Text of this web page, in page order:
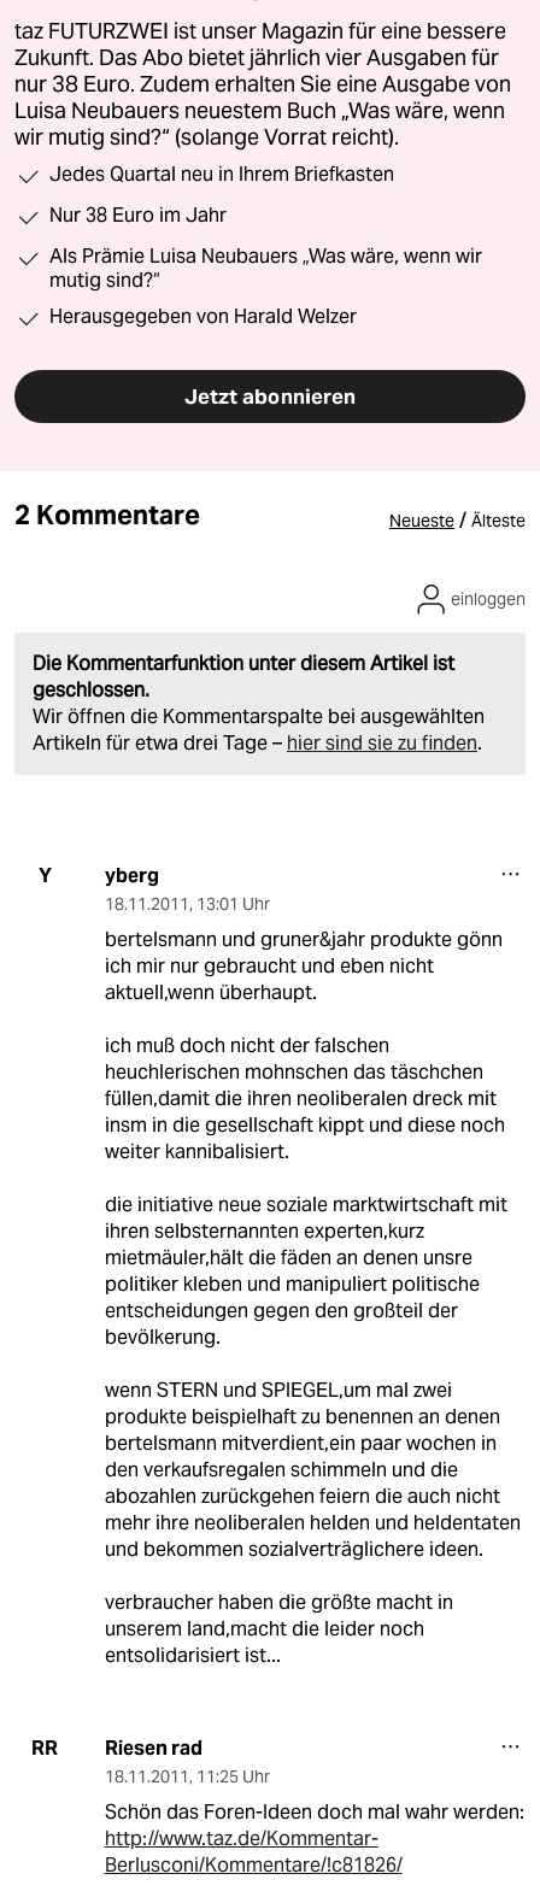
taz FUTURZWEI ist unser Magazin für eine bessere
Zukunft. Das Abo bietet jährlich vier Ausgaben für
nur 38 Euro. Zudem erhalten Sie eine Ausgabe von
Luisa Neubauers neuestem Buch „Was wäre, wenn
wir mutig sind?“ (solange Vorrat reicht).
Jedes Quartal neu in Ihrem Briefkasten
Nur 38 Euro im Jahr
Als Prämie Luisa Neubauers „Was wäre, wenn wir
mutig sind?“
Herausgegeben von Harald Welzer
Jetzt abonnieren
2 Kommentare Neueste / Älteste
Die Kommentarfunktion unter diesem Artikel ist
geschlossen.
Wir öffnen die Kommentarspalte bei ausgewählten
Artikeln für etwa drei Tage – hier sind sie zu finden.
einloggen
Y yberg
18.11.2011, 13:01 Uhr
bertelsmann und gruner&jahr produkte gönn
ich mir nur gebraucht und eben nicht
aktuell,wenn überhaupt.
ich muß doch nicht der falschen
heuchlerischen mohnschen das täschchen
füllen,damit die ihren neoliberalen dreck mit
insm in die gesellschaft kippt und diese noch
weiter kannibalisiert.
die initiative neue soziale marktwirtschaft mit
ihren selbsternannten experten,kurz
mietmäuler,hält die fäden an denen unsre
politiker kleben und manipuliert politische
entscheidungen gegen den großteil der
bevölkerung.
wenn STERN und SPIEGEL,um mal zwei
produkte beispielhaft zu benennen an denen
bertelsmann mitverdient,ein paar wochen in
den verkaufsregalen schimmeln und die
abozahlen zurückgehen feiern die auch nicht
mehr ihre neoliberalen helden und heldentaten
und bekommen sozialverträglichere ideen.
verbraucher haben die größte macht in
unserem land,macht die leider noch
entsolidarisiert ist...
RR Riesen rad
18.11.2011, 11:25 Uhr
Schön das Foren-Ideen doch mal wahr werden:
http://www.taz.de/Kommentar-
Berlusconi/Kommentare/!c81826/